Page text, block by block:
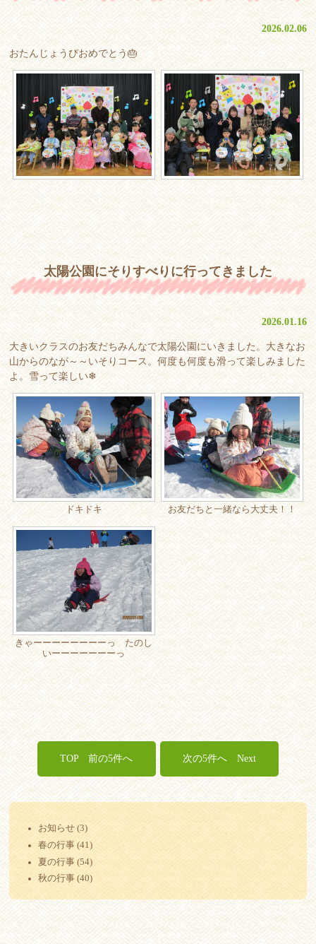
お知らせ (3)
春の行事 (41)
夏の行事 (54)
秋の行事 (40)
2026.02.06
おたんじょうびおめでとう🎂
太陽公園にそりすべりに行ってきました
2026.01.16
大きいクラスのお友だちみんなで太陽公園にいきました。大きなお
山からのなが～～いそりコース。何度も何度も滑って楽しみました
よ。雪って楽しい❄
ドキドキ お友だちと一緒なら大丈夫！！
きゃーーーーーーーーっ たのし
いーーーーーーーっ
TOP Next